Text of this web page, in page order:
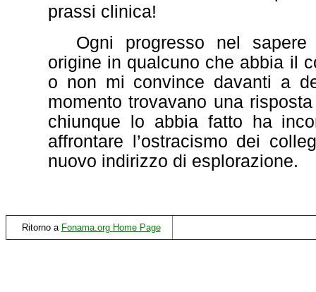
prassi clinica!
Ogni progresso nel
origine in qualcuno che abbia il
o non mi convince davanti a
momento trovavano una
chiunque lo abbia fatto ha
affrontare l’ostracismo dei
nuovo indirizzo di esplorazione.
Ritorno a Fonama.org Home Page